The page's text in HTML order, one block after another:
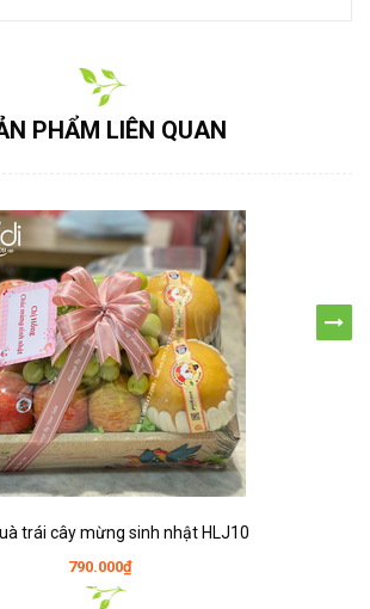
PHẨM LIÊN QUAN
trái cây mừng sinh nhật HLJ10
790.000₫